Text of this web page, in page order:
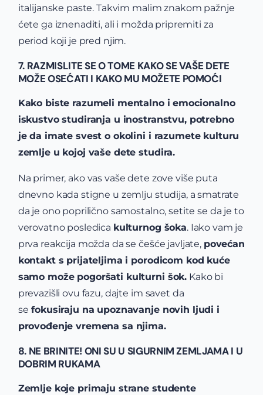
italijanske paste. Takvim malim znakom pažnje
ćete ga iznenaditi, ali i možda pripremiti za
period koji je pred njim.
7. RAZMISLITE SE O TOME KAKO SE VAŠE DETE
MOŽE OSEĆATI I KAKO MU MOŽETE POMOĆI
Kako biste razumeli mentalno i emocionalno
iskustvo studiranja u inostranstvu, potrebno
je da imate svest o okolini i razumete kulturu
zemlje u kojoj vaše dete studira.
Na primer, ako vas vaše dete zove više puta
dnevno kada stigne u zemlju studija, a smatrate
da je ono poprilično samostalno, setite se da je to
verovatno posledica kulturnog šoka. Iako vam je
prva reakcija možda da se češće javljate, povećan
kontakt s prijateljima i porodicom kod kuće
samo može pogoršati kulturni šok. Kako bi
prevazišli ovu fazu, dajte im savet da
se fokusiraju na upoznavanje novih ljudi i
provođenje vremena sa njima.
8. NE BRINITE! ONI SU U SIGURNIM ZEMLJAMA I U
DOBRIM RUKAMA
Zemlje koje primaju strane studente